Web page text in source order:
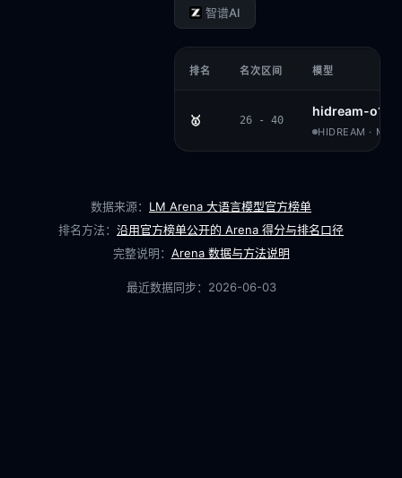
智谱AI
排名 名次区间 模型
🥇 26 - 40
hidream-o1-
HIDREAM · MIT
数据来源： LM Arena 大语言模型官方榜单
排名方法： 沿用官方榜单公开的 Arena 得分与排名口径
完整说明： Arena 数据与方法说明
最近数据同步： 2026-06-03